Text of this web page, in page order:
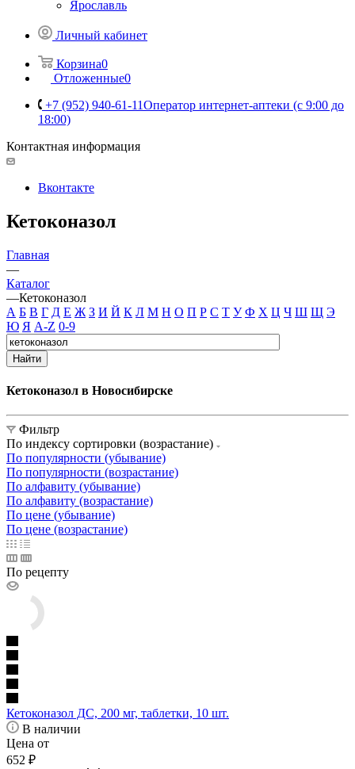
Ярославль
Личный кабинет
Корзина0
Отложенные0
+7 (952) 940-61-11Оператор интернет-аптеки (с 9:00 до
18:00)
Контактная информация
Вконтакте
Кетоконазол
Главная
—
Каталог
—Кетоконазол
А Б В Г Д Е Ж З И Й К Л М Н О П Р С Т У Ф Х Ц Ч Ш Щ Э
Ю Я A-Z 0-9
Найти
Кетоконазол в Новосибирске
Фильтр
По индексу сортировки (возрастание)
По популярности (убывание)
По популярности (возрастание)
По алфавиту (убывание)
По алфавиту (возрастание)
По цене (убывание)
По цене (возрастание)
По рецепту
Кетоконазол ДС, 200 мг, таблетки, 10 шт.
В наличии
Цена от
652 ₽